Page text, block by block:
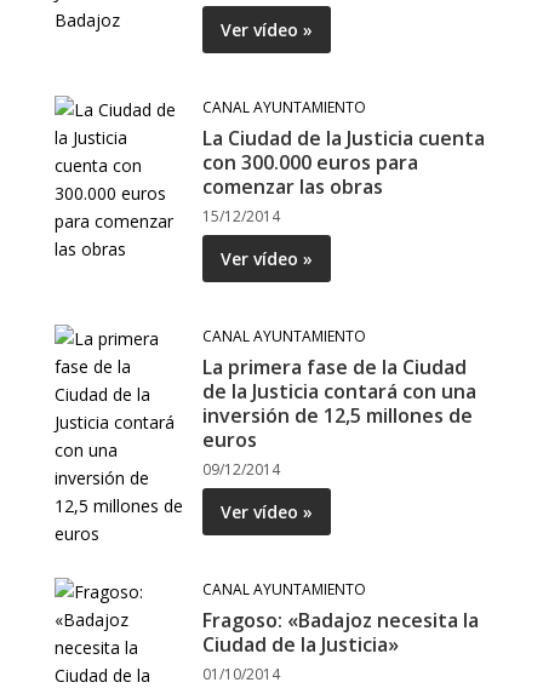
Ver vídeo »
CANAL AYUNTAMIENTO
La Ciudad de la Justicia cuenta
con 300.000 euros para
comenzar las obras
15/12/2014
Ver vídeo »
CANAL AYUNTAMIENTO
La primera fase de la Ciudad
de la Justicia contará con una
inversión de 12,5 millones de
euros
09/12/2014
Ver vídeo »
CANAL AYUNTAMIENTO
Fragoso: «Badajoz necesita la
Ciudad de la Justicia»
01/10/2014